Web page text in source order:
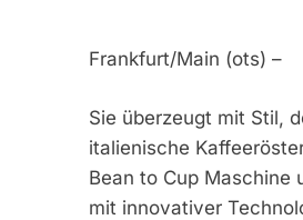
Frankfurt/Main (ots) –
Sie überzeugt mit Stil,
italienische
Bean to Cup Maschine
mit innovativer